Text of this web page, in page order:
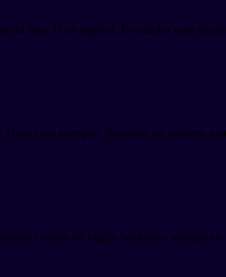
la letra O en inglés). Es mucho más
(por ejemplo, dictando un número a
común en inglés británico, aunque en